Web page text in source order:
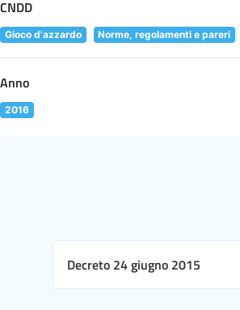
CNDD
Gioco d'azzardo Norme, regolamenti e pareri
Anno
2016
Decreto 24 giugno 2015